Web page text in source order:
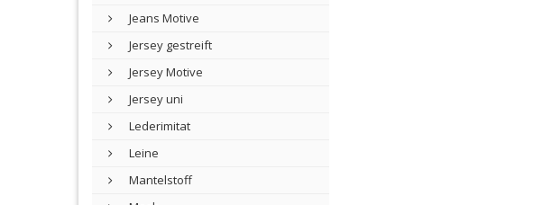
Jeans Motive
Jersey gestreift
Jersey Motive
Jersey uni
Lederimitat
Leine
Mantelstoff